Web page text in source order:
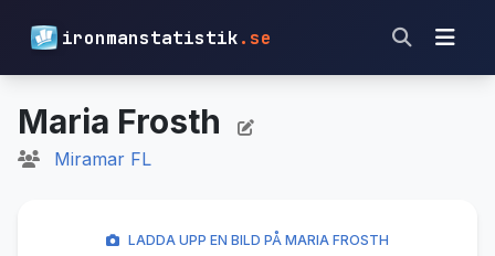
ironmanstatistik.se
Maria Frosth
Miramar FL
LADDA UPP EN BILD PÅ MARIA FROSTH